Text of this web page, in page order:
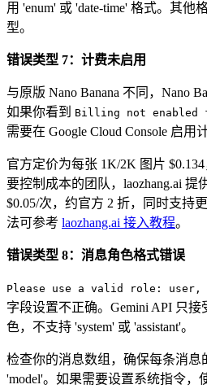
用 'enum' 或 'date-time' 格式。其他
型。
错误类型 7：计费未启用
与原版 Nano Banana 不同，Nano
如果你看到 Billing not
需要在 Google Cloud Console 启用
官方定价为每张 1K/2K 图片
要控制成本的团队，laozhang.ai 提
$0.05/次，约官方 2 折，同时支持
法可参考 laozhang.ai 接入教程。
错误类型 8：消息角色格式错误
Please use a valid role: user,
字段设置不正确。Gemini API 只接
色，不支持 'system' 或 'assistant'。
检查你的消息数组，确保每条消息
'model'。如果需要设置系统指令，